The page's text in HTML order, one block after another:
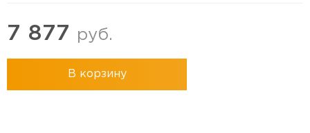
7 877 руб.
В корзину